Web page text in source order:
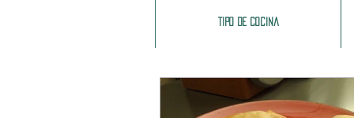
Tipo de cocina